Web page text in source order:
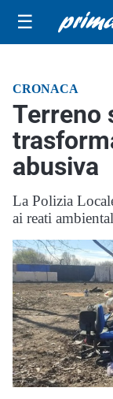
☰
CRONACA
Terreno
abusiva
La Polizia
ai reati